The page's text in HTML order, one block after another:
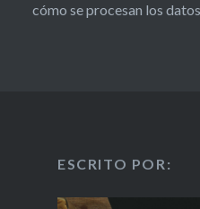
cómo se procesan los
ESCRITO POR: